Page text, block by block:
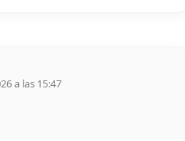
a las 15:47